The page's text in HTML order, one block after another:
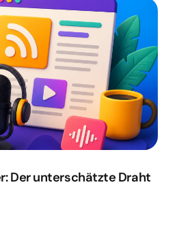
Der unterschätzte Draht